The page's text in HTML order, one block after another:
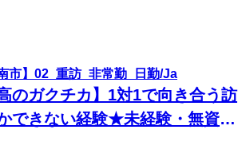
市】02_重訪_非常勤_日勤/Ja
のガクチカ】1対1で向き合う訪
できない経験★未経験・無資格